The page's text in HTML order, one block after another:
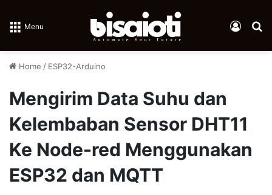
Menu Log In
Home / ESP32-Arduino
Mengirim Data Suhu dan
Kelembaban Sensor DHT11
Ke Node-red Menggunakan
ESP32 dan MQTT